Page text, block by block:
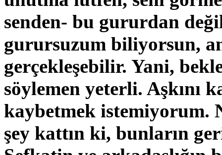
senden- bu gururdan
gurursuzum biliyorsun,
gerçekleşebilir. Yani,
söylemen yeterli. Aşkını
kaybetmek istemiyorum.
şey kattın ki, bunların